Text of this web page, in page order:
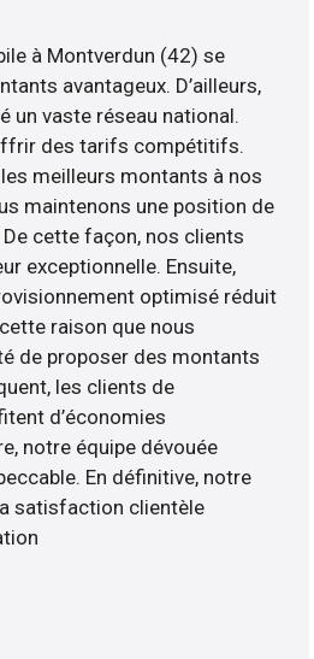
à Montverdun (42) se
avantageux. D’ailleurs,
un vaste réseau national.
des tarifs compétitifs.
meilleurs montants à nos
maintenons une position de
cette façon, nos clients
exceptionnelle. Ensuite,
optimisé réduit
raison que nous
de proposer des montants
les clients de
d’économies
notre équipe dévouée
En définitive, notre
satisfaction clientèle